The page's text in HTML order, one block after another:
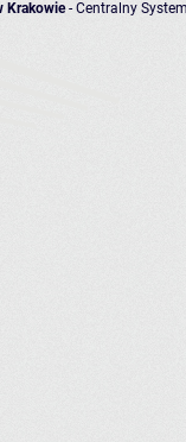
Krakowie- Centralny